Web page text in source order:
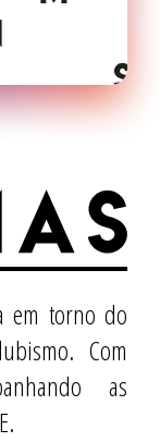
em torno do
Com
as